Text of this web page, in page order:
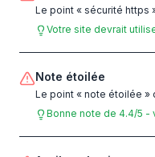
Le point « sécurité https
Votre site devrait
Note étoilée
Le point « note étoilée »
Bonne note de 4.4/5 -